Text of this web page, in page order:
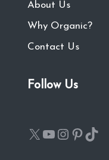
About Us
Why Organic?
Contact Us
Follow Us